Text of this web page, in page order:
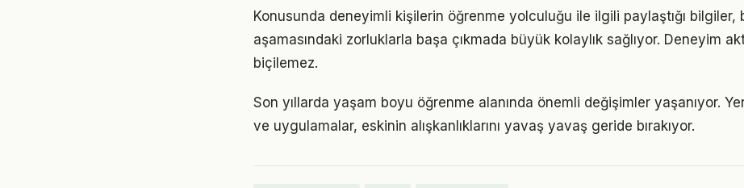
Konusunda deneyimli kişilerin öğrenme yolculuğu ile ilgili paylaştığı bilgiler,
aşamasındaki zorluklarla başa çıkmada büyük kolaylık sağlıyor. Deneyim
biçilemez.
Son yıllarda yaşam boyu öğrenme alanında önemli değişimler yaşanıyor.
ve uygulamalar, eskinin alışkanlıklarını yavaş yavaş geride bırakıyor.